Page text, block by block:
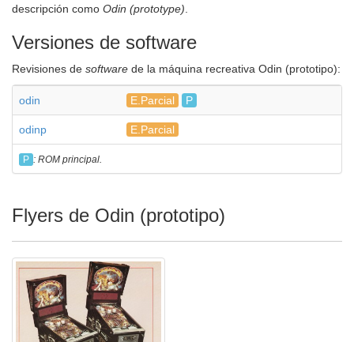
descripción como Odin (prototype)
Versiones de software
Revisiones de software de la máquina recreativa Odin (prototipo):
odin E.Parcial P
odinp E.Parcial
P : ROM principal.
Flyers de Odin (prototipo)